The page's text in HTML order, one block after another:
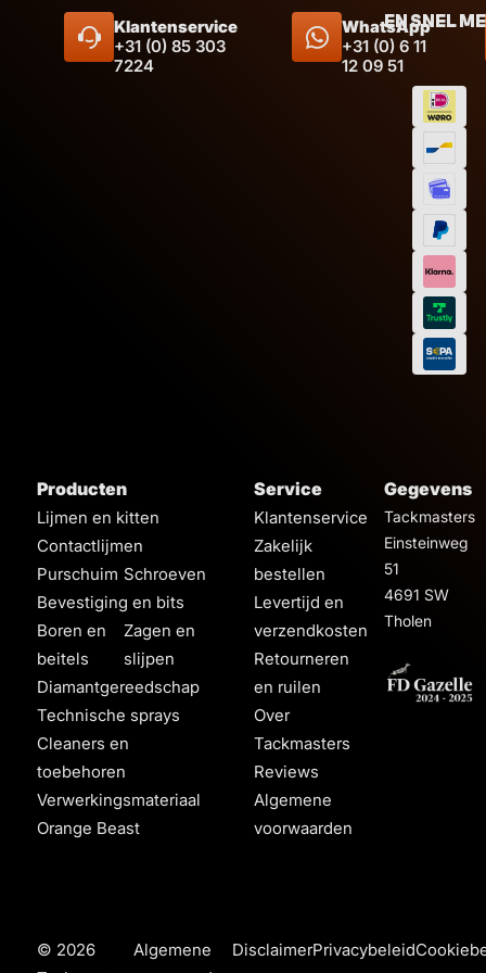
Klantenservice
+31 (0) 85 303
7224
WhatsApp
+31 (0) 6 11
12 09 51
EN SNEL
Producten
Lijmen en kitten
Contactlijmen
Purschuim Schroeven
Bevestiging en bits
Boren en
beitels
Zagen en
slijpen
Diamantgereedschap
Technische sprays
Cleaners en
toebehoren
Verwerkingsmateriaal
Orange Beast
Service
Klantenservice
Zakelijk
bestellen
Levertijd en
verzendkosten
Retourneren
en ruilen
Over
Tackmasters
Reviews
Algemene
voorwaarden
Gegevens
Tackmasters
Einsteinweg
51
4691 SW
Tholen
© 2026
Algemene
DisclaimerPrivacybeleid